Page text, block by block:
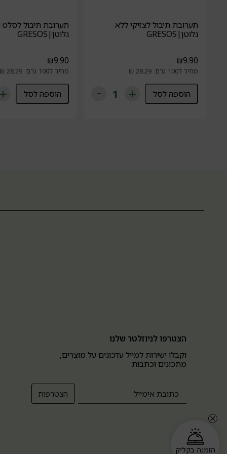
תערובת תיבול לצזיקי ללא
גלוטן|GRESOS
₪9.90
מחיר ל100 גרם: 28.29 ₪
הוספה לסל
תערובת תיבול לסלט
גלוטן|GRESOS
₪9.90
מחיר ל100 גרם: 28.29 ₪
הוספה לסל
הצטרפו לניוזלטר שלנו
וקבלו ישירות למייל עדכונים על מוצרים,
מתכונים וכתבות
הזמנה בקליק